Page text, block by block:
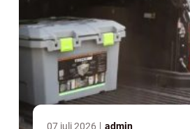
07 juli 2026 admin